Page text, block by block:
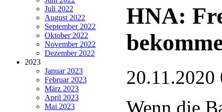
Juli 2022
August 2022
September 2022
Oktober 2022
November 2022
Dezember 2022
2023
Januar 2023
Februar 2023
März 2023
April 2023
Mai 2023
HNA:
20.11.2020
Wenn die